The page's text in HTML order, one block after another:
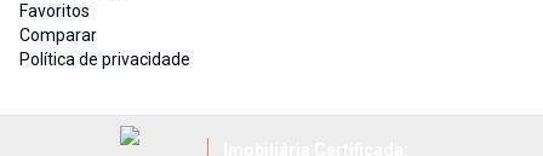
Favoritos
Comparar
Política de privacidade